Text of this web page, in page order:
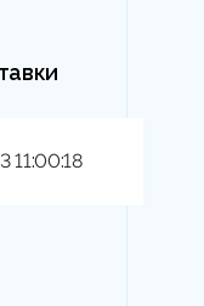
11:00:18